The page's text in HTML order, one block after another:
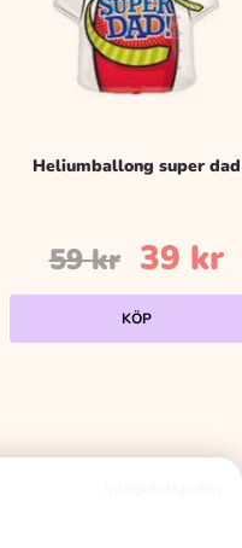
Heliumballong super dad
59kr Det
59 kr.
39 kr
KÖP